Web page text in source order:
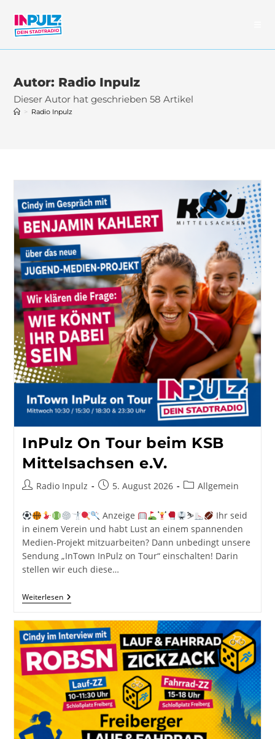
Inhalt
springen
Autor: Radio Inpulz
Dieser Autor hat geschrieben 58 Artikel
> Radio Inpulz
InPulz On Tour beim KSB
Mittelsachsen e.V.
Beitrags-
Radio Inpulz
Beitrag5. August 2026
Beitrags-
Allgemein
Anzeige ⛷
Ihr seid
in einem Verein und habt Lust an einem spannenden
Medien-Projekt mitzuarbeiten? Dann unbedingt unsere
Sendung „InTown InPulz on Tour“ einschalten! Darin
stellen wir euch diese…
WeiterlesenInPulz
On
Beim
KSB
Mittelsachsen
E.V.